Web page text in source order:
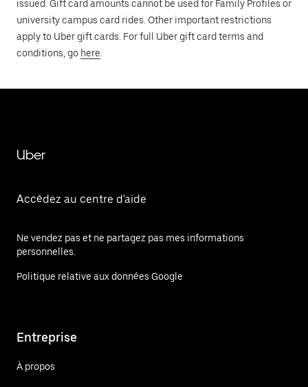
issued. Gift card amounts cannot be used for Family Profiles or
university campus card rides. Other important restrictions
apply to Uber gift cards. For full Uber gift card terms and
conditions, go here
Uber
Accédez au centre d'aide
Ne vendez pas et ne partagez pas mes informations
personnelles.
Politique relative aux données Google
Entreprise
À propos